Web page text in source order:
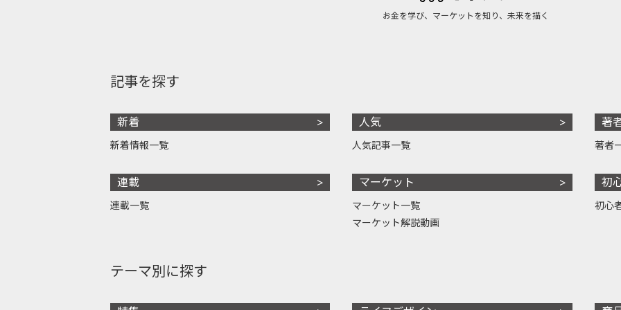
お金を学び、マーケットを知り、未来を描く
記事を探す
新着
新着情報一覧
連載
連載一覧
人気
人気記事一覧
マーケット
マーケット一覧
マーケット解説動画
著
著者
初
初心
テーマ別に探す